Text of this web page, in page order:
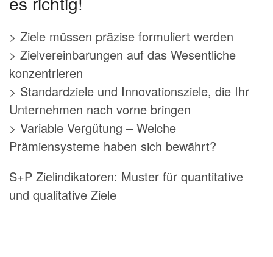
> Ziele müssen präzise formuliert werden
> Zielvereinbarungen auf das Wesentliche
konzentrieren
> Standardziele und Innovationsziele, die Ihr
Unternehmen nach vorne bringen
> Variable Vergütung – Welche
Prämiensysteme haben sich bewährt?
S+P Zielindikatoren: Muster für quantitative
und qualitative Ziele